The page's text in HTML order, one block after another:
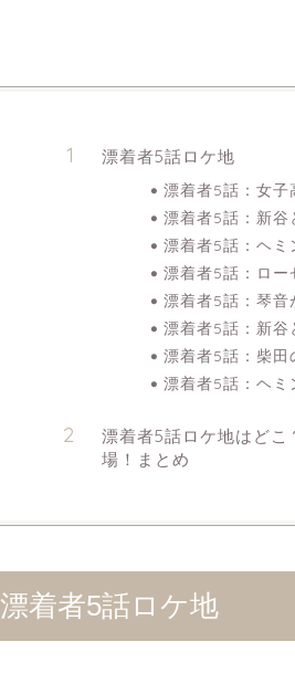
漂着者5話ロケ地
漂着者5話：女子
漂着者5話：新谷
漂着者5話：ヘミ
漂着者5話：ロー
漂着者5話：琴音
漂着者5話：新谷
漂着者5話：柴田
漂着者5話：ヘミ
漂着者5話ロケ地はど
場！まとめ
漂着者5話ロケ地